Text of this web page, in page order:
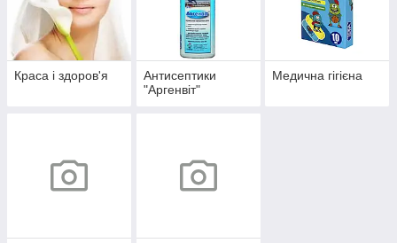
Краса і здоров'я
Антисептики
"Аргенвіт"
Медична гігієна